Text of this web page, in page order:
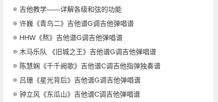
吉他教学——详解各级和弦的功能
许巍《青鸟二》吉他谱G调吉他弹唱谱
HHW《熬》吉他谱G调吉他弹唱谱
木马乐队 《旧城之王》吉他谱G调吉他弹唱谱
陈慧娴《千千阙歌》吉他谱C调吉他指弹独奏谱
吕珊《星光背后》吉他谱G调吉他弹唱谱
钟立风《东瓜山》吉他谱C调吉他弹唱谱